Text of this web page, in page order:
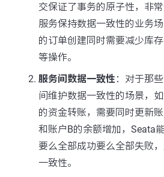
交保证了事务的原子性，非
服务保持数据一致性的业务
的订单创建同时需要减少库
等操作。
服务间数据一致性 ：对于那
间维护数据一致性的场景，
的资金转账，需要同时更新
和账户B的余额增加，Seata
要么全部成功要么全部失败
一致性。